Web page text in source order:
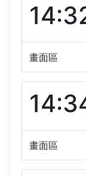
畫面區
畫面區